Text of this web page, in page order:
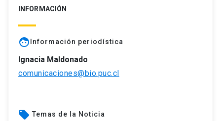
INFORMACIÓN
faceInformación periodística
Ignacia Maldonado
comunicaciones@bio.puc.cl
local_offer Temas de la Noticia